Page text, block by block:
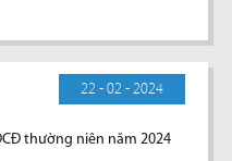
22 - 02 - 2024
thường niên năm 2024